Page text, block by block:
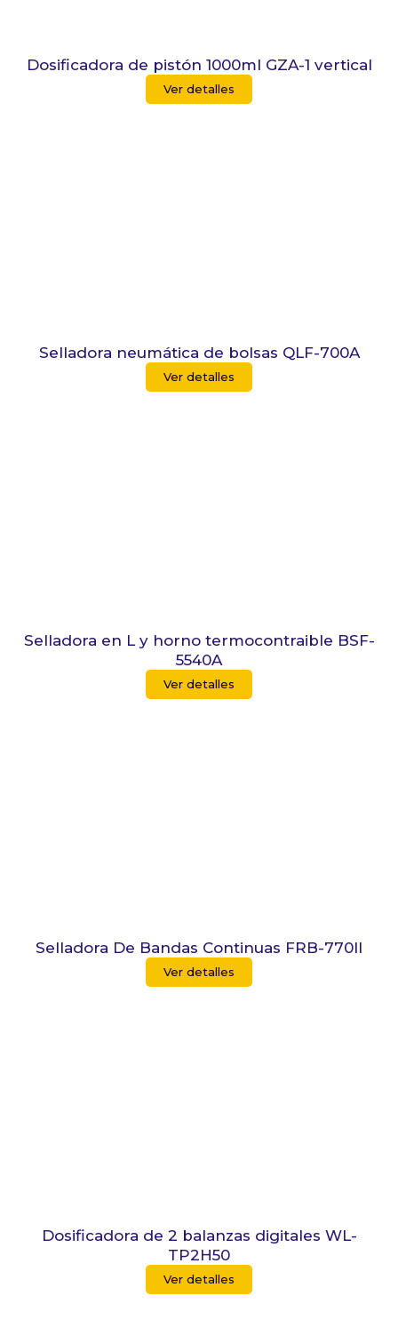
Dosificadora de pistón 1000ml GZA-1 vertical
Ver detalles
Selladora neumática de bolsas QLF-700A
Ver detalles
Selladora en L y horno termocontraible BSF-
5540A
Ver detalles
Selladora De Bandas Continuas FRB-770ll
Ver detalles
Dosificadora de 2 balanzas digitales WL-
TP2H50
Ver detalles